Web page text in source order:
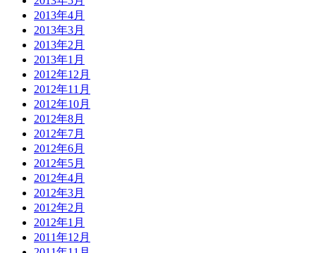
2013年4月
2013年3月
2013年2月
2013年1月
2012年12月
2012年11月
2012年10月
2012年8月
2012年7月
2012年6月
2012年5月
2012年4月
2012年3月
2012年2月
2012年1月
2011年12月